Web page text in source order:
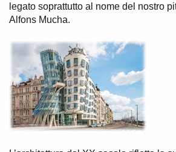
legato soprattutto al nome del nostro
Alfons Mucha.